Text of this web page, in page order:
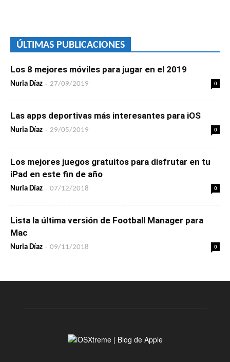
ÚLTIMAS PUBLICACIONES
Los 8 mejores móviles para jugar en el 2019
Nuria Díaz - 27/09/2019 0
Las apps deportivas más interesantes para iOS
Nuria Díaz - 29/05/2019 0
Los mejores juegos gratuitos para disfrutar en tu
iPad en este fin de año
Nuria Díaz - 07/12/2018 0
Lista la última versión de Football Manager para
Mac
Nuria Díaz - 09/11/2018 0